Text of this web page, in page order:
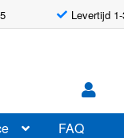
Levertijd
FAQ